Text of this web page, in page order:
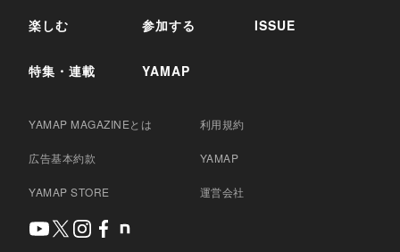
楽しむ 参加する ISSUE
特集・連載 YAMAP
YAMAP MAGAZINEとは 利用規約
広告基本約款 YAMAP
YAMAP STORE 運営会社